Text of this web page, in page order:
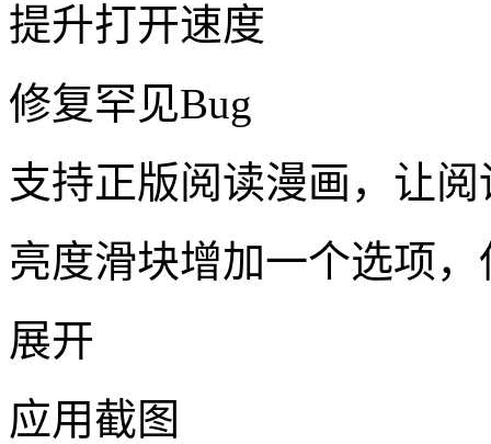
提升打开速度
修复罕见Bug
支持正版阅读漫画，让
亮度滑块增加一个选项
展开
应用截图